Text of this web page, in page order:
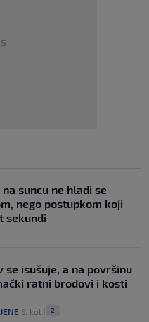
suncu ne hladi se
nego postupkom koji
sekundi
se isušuje, a na površinu
ratni brodovi i kosti
5. kol. 2